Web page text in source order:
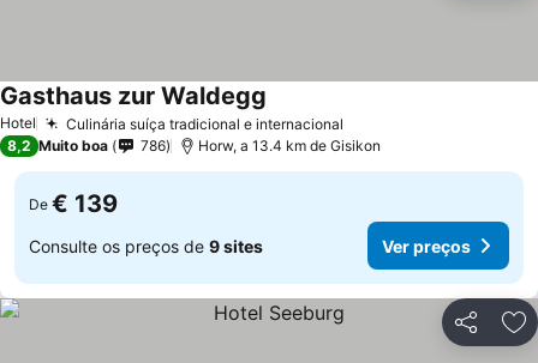
Hotel Culinária suíça tradicional e internacional
Gasthaus zur Waldegg
8,2 Muito boa 786 Horw, a 13.4 km de Gisikon
De € 139
Consulte os preços de 9 sites Ver preços
Partilhar